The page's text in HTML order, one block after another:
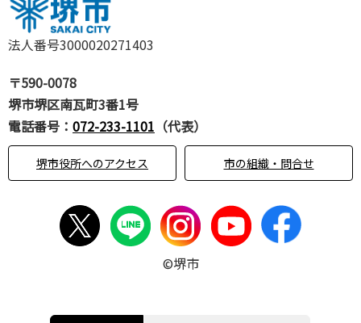
法人番号3000020271403
〒590-0078
堺市堺区南瓦町3番1号
電話番号： 072-233-1101 （代表）
堺市役所へのアクセス 市の組織・問合せ
©堺市